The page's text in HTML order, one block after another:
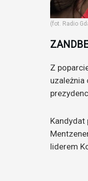
(fot. Radio
Z
Kandydat
liderem